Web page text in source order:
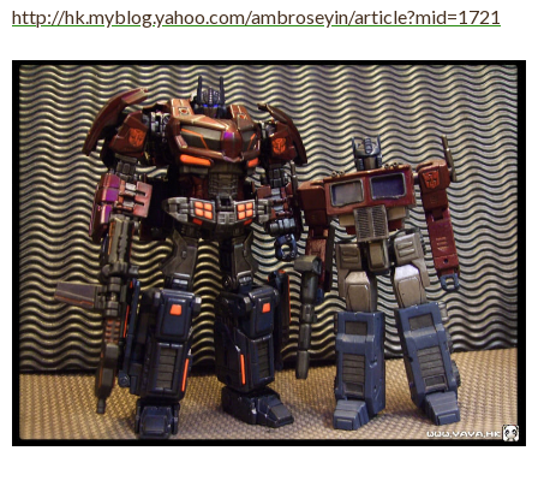
http://hk.myblog.yahoo.com/ambroseyin/article?mid=1721